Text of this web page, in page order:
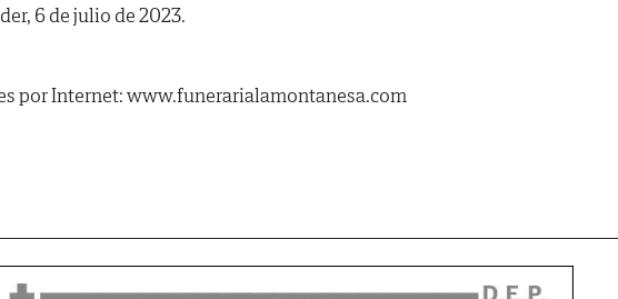
6 de julio de 2023.
por Internet: www.funerarialamontanesa.com